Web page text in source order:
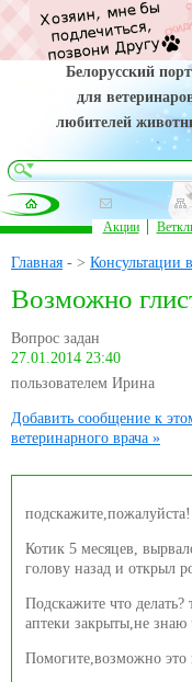
Белорусский
для
любителей
Главная - > Консультации
Возможно
Вопрос задан
27.01.2014 23:40
пользователем Ирина
Добавить сообщение к
ветеринарного врача »
подскажите,пожалуйста!
Котик 5 месяцев,
голову назад и открыл
Подскажите что
аптеки закрыты,не знаю
Помогите,возможно это
Акции